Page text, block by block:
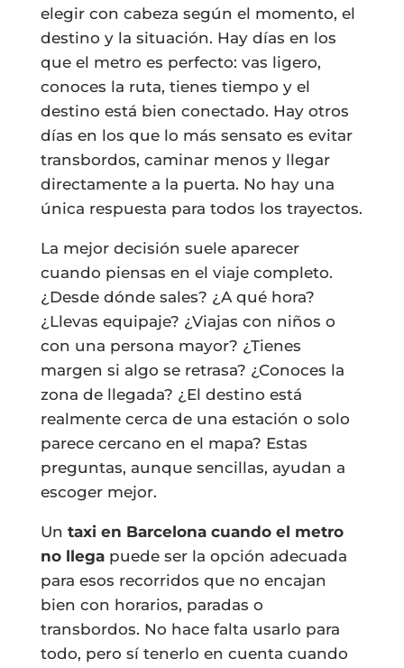
elegir con cabeza según el momento, el
destino y la situación. Hay días en los
que el metro es perfecto: vas ligero,
conoces la ruta, tienes tiempo y el
destino está bien conectado. Hay otros
días en los que lo más sensato es evitar
transbordos, caminar menos y llegar
directamente a la puerta. No hay una
única respuesta para todos los trayectos.
La mejor decisión suele aparecer
cuando piensas en el viaje completo.
¿Desde dónde sales? ¿A qué hora?
¿Llevas equipaje? ¿Viajas con niños o
con una persona mayor? ¿Tienes
margen si algo se retrasa? ¿Conoces la
zona de llegada? ¿El destino está
realmente cerca de una estación o solo
parece cercano en el mapa? Estas
preguntas, aunque sencillas, ayudan a
escoger mejor.
Un taxi en Barcelona cuando el metro
no llegapuede ser la opción adecuada
para esos recorridos que no encajan
bien con horarios, paradas o
transbordos. No hace falta usarlo para
todo, pero sí tenerlo en cuenta cuando